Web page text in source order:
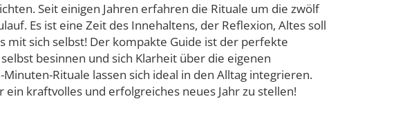
Seit einigen Jahren erfahren die Rituale um die zwölf
Es ist eine Zeit des Innehaltens, der Reflexion, Altes soll
mit sich selbst! Der kompakte Guide ist der perfekte
besinnen und sich Klarheit über die eigenen
Rituale lassen sich ideal in den Alltag integrieren.
kraftvolles und erfolgreiches neues Jahr zu stellen!